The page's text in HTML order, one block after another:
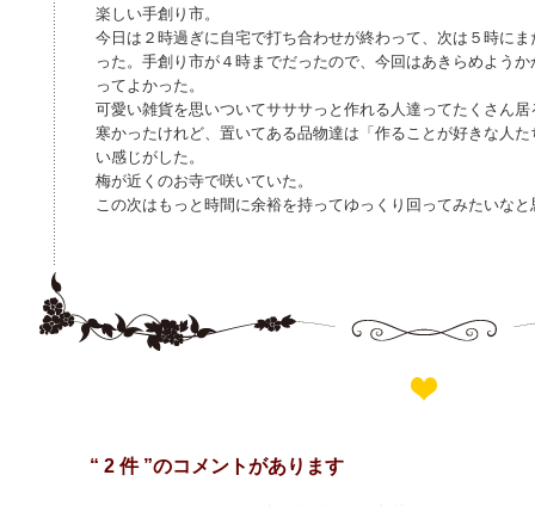
楽しい手創り市。
今日は２時過ぎに自宅で打ち合わせが終わって、次は５時に
った。手創り市が４時までだったので、今回はあきらめよう
ってよかった。
可愛い雑貨を思いついてサササっと作れる人達ってたくさん居
寒かったけれど、置いてある品物達は「作ることが好きな人
い感じがした。
梅が近くのお寺で咲いていた。
この次はもっと時間に余裕を持ってゆっくり回ってみたいな
“ 2 件 ”のコメントがあります